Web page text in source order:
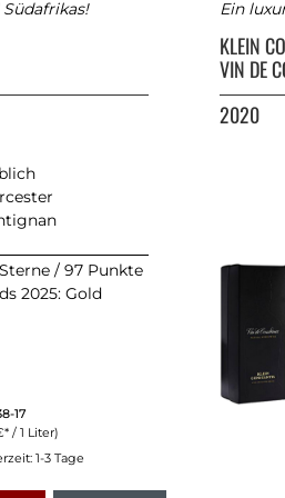
/ 97 Punkte
2025: Gold
17
/ 1 Liter)
1-3 Tage
Ein
KLEIN
VIN DE
2020